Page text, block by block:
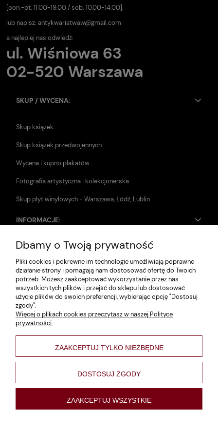
[pon.-pt. 11.00-19.00 / sob. 10.00-14.00].
lub napisz: antykwariatwaw@gmail.com
a najlepiej nas odwiedź:
ul. Wiśniowa 63
02-520 Warszawa
SKUP / WYCENA:
Skup książek
Skup książek przedwojennych
Wycena i kupno plakatów
Fotografia artystyczna i kolekcjonerska
Skup płyt winylowych - Warszawa, Łódź, Lublin
INFORMACJE:
Zwroty i reklamacje
Dane firmy
Jak szukać?
Polityka prywatności
Regulamin
Poltyka cookies
varsaviana
Nowości
Dbamy o Twoją prywatność
Pliki cookies i pokrewne im technologie umożliwiają poprawne
działanie strony i pomagają nam dostosować ofertę do Twoich
potrzeb. Możesz zaakceptować wykorzystanie przez nas
wszystkich tych plików i przejść do sklepu lub dostosować
użycie plików do swoich preferencji, wybierając opcję "Dostosuj
zgody".
Więcej o plikach cookies przeczytasz w naszej Polityce
prywatności.
ZAAKCEPTUJ TYLKO NIEZBĘDNE
DOSTOSUJ ZGODY
ZAAKCEPTUJ WSZYSTKIE